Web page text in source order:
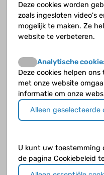
Wat is coeliakie?
Wat is de ziekte van
Wat is duodenumatresie
Wat is gastro-oesofageale
Wat kun je doen bij
Wat kun je doen om
Deze cookies worden
zoals ingesloten video's
mogelijk te maken. Ze
website te verbeteren.
Analytische
Deze cookies helpen
met onze website
informatie om onze
Alleen geselecteerde
U kunt uw toestemming
de pagina Cookiebeleid